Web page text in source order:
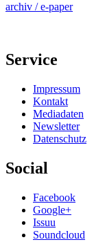
archiv / e-paper
Service
Impressum
Kontakt
Mediadaten
Newsletter
Datenschutz
Social
Facebook
Google+
Issuu
Soundcloud